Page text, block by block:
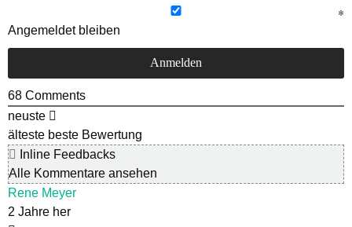
Angemeldet bleiben
68 Comments
neuste
älteste beste Bewertung
Inline Feedbacks
Alle Kommentare ansehen
Rene Meyer
2 Jahre her